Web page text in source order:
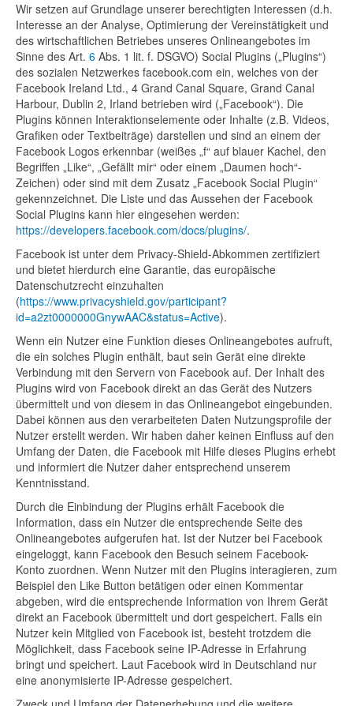
Wir setzen auf Grundlage unserer berechtigten Interessen (d.h.
Interesse an der Analyse, Optimierung der Vereinstätigkeit und
des wirtschaftlichen Betriebes unseres Onlineangebotes im
Sinne des Art. 6 Abs. 1 lit. f. DSGVO) Social Plugins („Plugins“)
des sozialen Netzwerkes facebook.com ein, welches von der
Facebook Ireland Ltd., 4 Grand Canal Square, Grand Canal
Harbour, Dublin 2, Irland betrieben wird („Facebook“). Die
Plugins können Interaktionselemente oder Inhalte (z.B. Videos,
Grafiken oder Textbeiträge) darstellen und sind an einem der
Facebook Logos erkennbar (weißes „f“ auf blauer Kachel, den
Begriffen „Like“, „Gefällt mir“ oder einem „Daumen hoch“-
Zeichen) oder sind mit dem Zusatz „Facebook Social Plugin“
gekennzeichnet. Die Liste und das Aussehen der Facebook
Social Plugins kann hier eingesehen werden:
https://developers.facebook.com/docs/plugins/.
Facebook ist unter dem Privacy-Shield-Abkommen zertifiziert
und bietet hierdurch eine Garantie, das europäische
Datenschutzrecht einzuhalten
(https://www.privacyshield.gov/participant?
id=a2zt0000000GnywAAC&status=Active).
Wenn ein Nutzer eine Funktion dieses Onlineangebotes aufruft,
die ein solches Plugin enthält, baut sein Gerät eine direkte
Verbindung mit den Servern von Facebook auf. Der Inhalt des
Plugins wird von Facebook direkt an das Gerät des Nutzers
übermittelt und von diesem in das Onlineangebot eingebunden.
Dabei können aus den verarbeiteten Daten Nutzungsprofile der
Nutzer erstellt werden. Wir haben daher keinen Einfluss auf den
Umfang der Daten, die Facebook mit Hilfe dieses Plugins erhebt
und informiert die Nutzer daher entsprechend unserem
Kenntnisstand.
Durch die Einbindung der Plugins erhält Facebook die
Information, dass ein Nutzer die entsprechende Seite des
Onlineangebotes aufgerufen hat. Ist der Nutzer bei Facebook
eingeloggt, kann Facebook den Besuch seinem Facebook-
Konto zuordnen. Wenn Nutzer mit den Plugins interagieren, zum
Beispiel den Like Button betätigen oder einen Kommentar
abgeben, wird die entsprechende Information von Ihrem Gerät
direkt an Facebook übermittelt und dort gespeichert. Falls ein
Nutzer kein Mitglied von Facebook ist, besteht trotzdem die
Möglichkeit, dass Facebook seine IP-Adresse in Erfahrung
bringt und speichert. Laut Facebook wird in Deutschland nur
eine anonymisierte IP-Adresse gespeichert.